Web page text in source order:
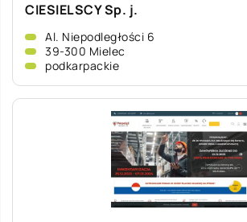
CIESIELSCY Sp. j.
Al. Niepodległości 6
39-300 Mielec
podkarpackie